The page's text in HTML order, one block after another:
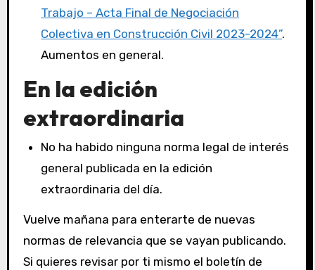
Trabajo – Acta Final de Negociación
Colectiva en Construcción Civil 2023-2024”.
Aumentos en general.
En la edición
extraordinaria
No ha habido ninguna norma legal de interés
general publicada en la edición
extraordinaria del día.
Vuelve mañana para enterarte de nuevas
normas de relevancia que se vayan publicando.
Si quieres revisar por ti mismo el boletín de